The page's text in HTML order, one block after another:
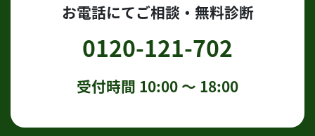
お電話にてご相談・無料診断
0120-121-702
受付時間 10:00 〜 18:00